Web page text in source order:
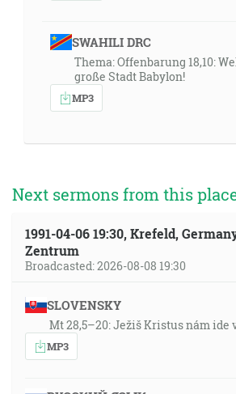
SWAHILI DRC
Thema: Offenbarung 18,10:
große Stadt Babylon!
MP3
Next sermons from this
1991-04-06 19:30, Krefeld,
Zentrum
Broadcasted: 2026-08-08 19:30
SLOVENSKY
Mt 28,5–20: Ježiš Kristus nám ide
MP3